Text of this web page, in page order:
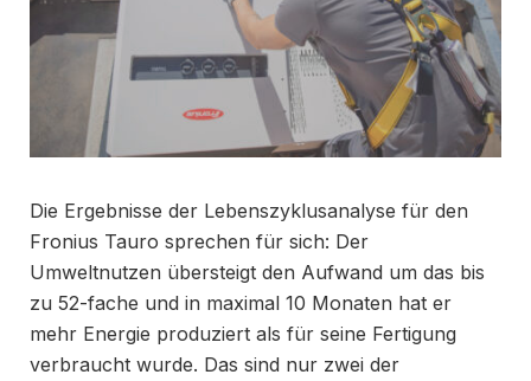
Die Ergebnisse der Lebenszyklusanalyse für den
Fronius Tauro sprechen für sich: Der
Umweltnutzen übersteigt den Aufwand um das bis
zu 52-fache und in maximal 10 Monaten hat er
mehr Energie produziert als für seine Fertigung
verbraucht wurde. Das sind nur zwei der